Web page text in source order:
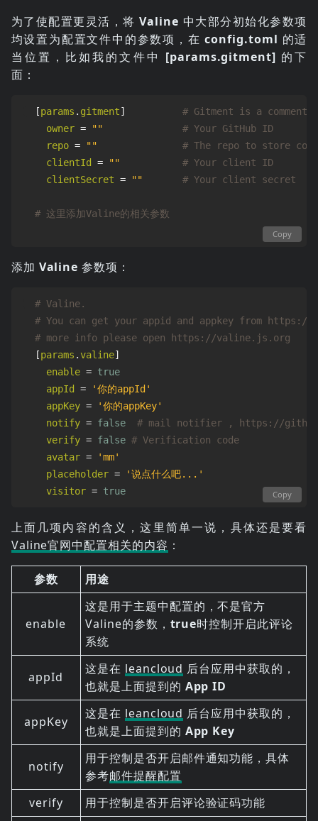
为了使配置更灵活，将Valine 中大部分初始化参数项
均设置为配置文件中的参数项，在config.toml 的适
当位置，比如我的文件中 [params.gitment] 的下
面：
[params . gitment]
# Gitment is a comment
owner = ""
# Your GitHub ID
repo = ""
# The repo to store
clientId
= ""
# Your client ID
clientSecret = "" # Your client secret
# 这里添加Valine的相关参数
Copy
添加 Valine 参数项：
# Valine.
# You can get your appid and appkey from https://
# more info please open https://valine.js.org
[params . valine]
enable = true
appId
=
'你的appId'
appKey =
'你的appKey'
notify = false
# mail notifier , https://
verify = false # Verification code
avatar =
'mm'
placeholder =
'说点什么吧...'
visitor = true Copy
上面几项内容的含义，这里简单一说，具体还是要看
Valine官网中配置相关的内容 ：
参数 用途
enable
这是用于主题中配置的，不是官方
Valine的参数， true时控制开启此评论
系统
appId
这是在 leancloud 后台应用中获取的，
也就是上面提到的 App ID
appKey
这是在 leancloud 后台应用中获取的，
也就是上面提到的 App Key
notify
用于控制是否开启邮件通知功能，具体
参考邮件提醒配置
verify
用于控制是否开启评论验证码功能